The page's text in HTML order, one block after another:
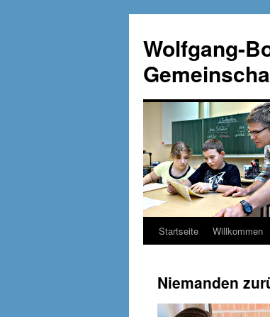
Wolfgang-
Zum
springen
Startseite Willkommen
Niemanden